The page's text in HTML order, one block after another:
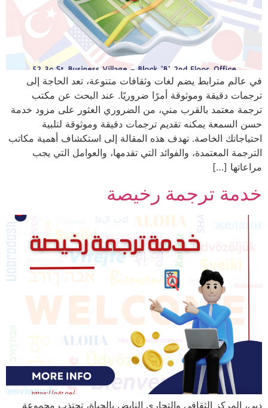
في عالم مترابط يضم لغات وثقافات متنوعة، تعد الحاجة إلى
ترجمات دقيقة وموثوقة أمرًا ضروريًا. عند البحث عن مكتب
ترجمة معتمد بالقرب مني، من الضروري العثور على مزود خدمة
حسن السمعة يمكنه تقديم ترجمات دقيقة وموثوقة لتلبية
احتياجاتك الخاصة. تهدف هذه المقالة إلى استكشاف أهمية مكاتب
الترجمة المعتمدة، والفوائد التي تقدمها، والعوامل التي يجب
مراعاتها […]
خدمة ترجمة رخيصة
دبي، المركز الثقافي والتجاري النابض بالحياة، تجتذب مجموعة